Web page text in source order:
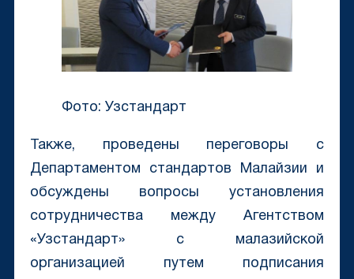
Фото: Узстандарт
Также, проведены переговоры с
Департаментом стандартов Малайзии и
обсуждены вопросы установления
сотрудничества между Агентством
«Узстандарт» с малазийской
организацией путем подписания